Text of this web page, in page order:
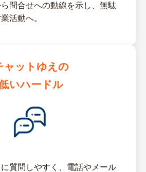
問合せへの動線を示し、無駄
活動へ。
ャットゆえの
いハードル
質問しやすく、電話やメール